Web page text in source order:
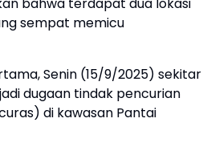
sempat memicu
Senin (15/9/2025) sekitar
dugaan tindak pencurian
di kawasan Pantai